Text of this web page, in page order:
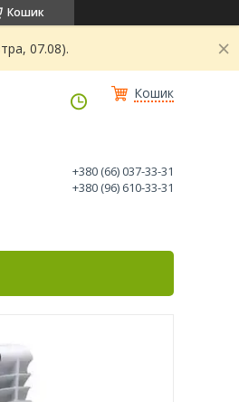
Кошик
07.08).
Кошик
+380 (66) 037-33-31
+380 (96) 610-33-31